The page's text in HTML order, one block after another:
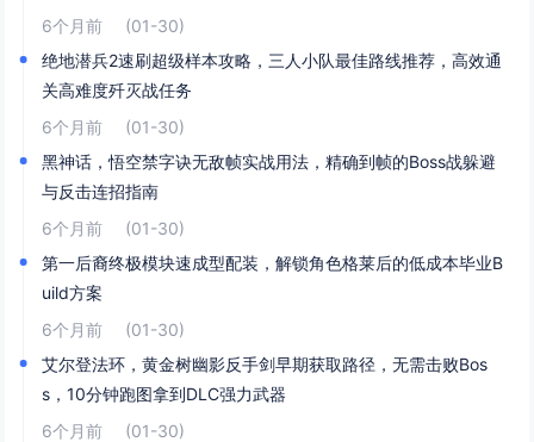
6个月前
(01-30)
绝地潜兵2速刷超级样本攻略，三人小队最佳路线推荐，高效通
关高难度歼灭战任务
6个月前
(01-30)
黑神话，悟空禁字诀无敌帧实战用法，精确到帧的Boss战躲避
与反击连招指南
6个月前
(01-30)
第一后裔终极模块速成型配装，解锁角色格莱后的低成本毕业B
uild方案
6个月前
(01-30)
艾尔登法环，黄金树幽影反手剑早期获取路径，无需击败Bos
s，10分钟跑图拿到DLC强力武器
6个月前
(01-30)